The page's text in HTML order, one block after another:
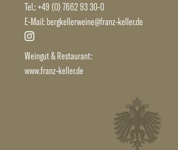
Tel.: +49 (0) 7662 93 30-0
E-Mail:bergkellerweine@franz-keller.de
Weingut & Restaurant:
www.franz-keller.de